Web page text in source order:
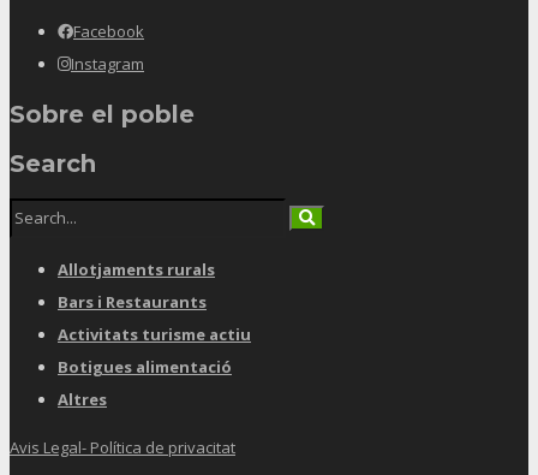
Facebook
Instagram
Sobre el poble
Search
Allotjaments rurals
Bars i Restaurants
Activitats turisme actiu
Botigues alimentació
Altres
Avis Legal- Política de privacitat